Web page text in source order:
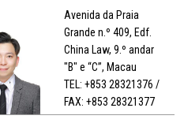
Avenida da Praia
Grande n.º 409, Edf.
China Law, 9.º andar
"B" e “C”, Macau
TEL: +853 28321376 /
FAX: +853 28321377